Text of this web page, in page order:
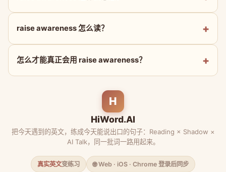
raise awareness 怎么读？
怎么才能真正会用 raise awareness？
H
HiWord.AI
把今天遇到的英文，练成今天能说出口的句子：Reading × Shadow ×
AI Talk，同一批词一路用起来。
真实英文变练习 🌐 Web · iOS · Chrome 登录后同步